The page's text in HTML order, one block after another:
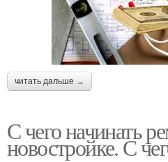
читать дальше →
С чего начинать
новостройке. С